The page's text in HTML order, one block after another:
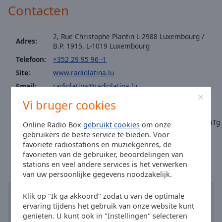
Vi bruger cookies
Online Radio Boxgebruikt cookies om onze
gebruikers de beste service te bieden. Voor
favoriete radiostations en muziekgenres, de
favorieten van de gebruiker, beoordelingen van
stations en veel andere services is het verwerken
van uw persoonlijke gegevens noodzakelijk.
Klik op "Ik ga akkoord" zodat u van de optimale
ervaring tijdens het gebruik van onze website kunt
genieten. U kunt ook in "Instellingen" selecteren
Area
Background
Opacity
Font
Contacten
Adres:
2, Rue Christophe Plantin L-2988 Luxembourg /
B.P. 1915, L-1019 Luxembourg
Telefoon:
+352 29 95 96 -1
Site:
www.radiolatina.lu
Email:
radiolatina@radiolatina.lu
Facebook:
@radiolatinalux
Fax: +352 40 24 76
https://www.youtube.com/channel/UCacpCucjgoexzi8omfZ8aTg
Tijd in Luxemburg:01:39,08.09.2026